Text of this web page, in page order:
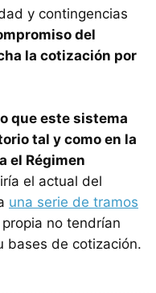
y contingencias
del
la cotización por
que este sistema
tal y como en la
el Régimen
el actual del
una serie de tramos
no tendrían
bases de cotización.